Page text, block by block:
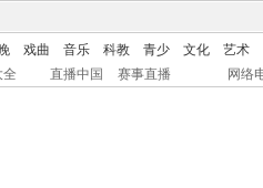
戏曲 音乐 科教 青少 文化
艺术
全 直播中国 赛事直播 网络